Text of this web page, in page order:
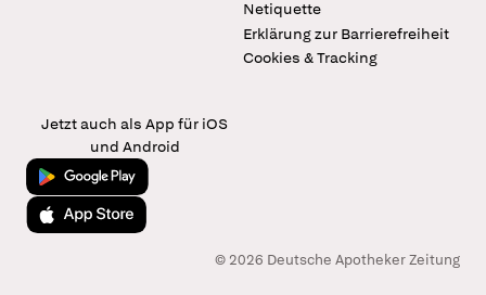
Netiquette
Erklärung zur Barrierefreiheit
Cookies & Tracking
Jetzt auch als App für iOS
und Android
Jetzt bei Google Play
Laden im App Store
© 2026 Deutsche Apotheker Zeitung